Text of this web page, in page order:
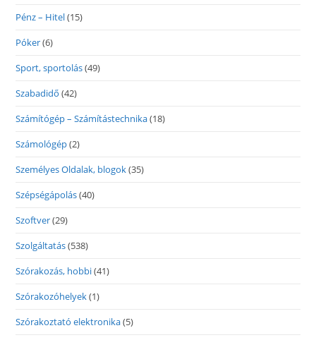
Pénz – Hitel(15)
Póker(6)
Sport, sportolás(49)
Szabadidő (42)
Számítógép – Számítástechnika(18)
Számológép(2)
Személyes Oldalak, blogok(35)
Szépségápolás(40)
Szoftver(29)
Szolgáltatás(538)
Szórakozás, hobbi(41)
Szórakozóhelyek(1)
Szórakoztató elektronika(5)